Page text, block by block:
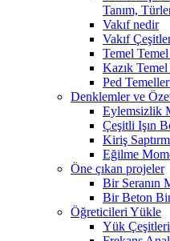
Tanım,
Vakıf nedir
Vakıf
Temel
Kazık
Ped
Denklemler ve
Eylemsizlik
Çeşitli Işın
Kiriş
Eğilme
Öne çıkan projeler
Bir Seranın
Bir Beton
Öğreticileri Yükle
Yük Çeşitleri